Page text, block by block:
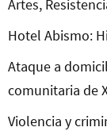
Artes,
Hotel Abismo:
Ataque a
comunitaria de
Violencia y